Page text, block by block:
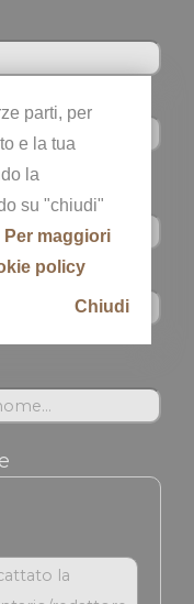
parti, per
e la tua
la
su "chiudi"
Per maggiori
policy
Chiudi